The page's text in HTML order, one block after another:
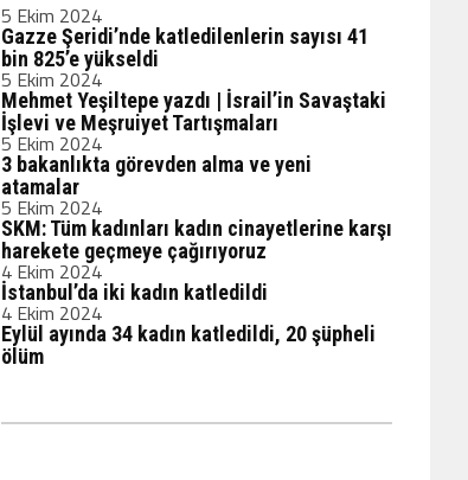
5 Ekim 2024
Gazze Şeridi’nde katledilenlerin sayısı 41
bin 825’e yükseldi
5 Ekim 2024
Mehmet Yeşiltepe yazdı | İsrail’in Savaştaki
İşlevi ve Meşruiyet Tartışmaları
5 Ekim 2024
3 bakanlıkta görevden alma ve yeni
atamalar
5 Ekim 2024
SKM: Tüm kadınları kadın cinayetlerine karşı
harekete geçmeye çağırıyoruz
4 Ekim 2024
İstanbul’da iki kadın katledildi
4 Ekim 2024
Eylül ayında 34 kadın katledildi, 20 şüpheli
ölüm